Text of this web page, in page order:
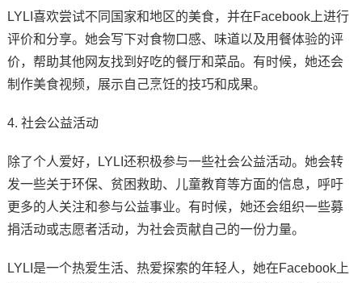
LYLI喜欢尝试不同国家和地区的美食，并在Facebook上进行
评价和分享。她会写下对食物口感、味道以及用餐体验的评
价，帮助其他网友找到好吃的餐厅和菜品。有时候，她还会
制作美食视频，展示自己烹饪的技巧和成果。
4. 社会公益活动
除了个人爱好，LYLI还积极参与一些社会公益活动。她会转
发一些关于环保、贫困救助、儿童教育等方面的信息，呼吁
更多的人关注和参与公益事业。有时候，她还会组织一些募
捐活动或志愿者活动，为社会贡献自己的一份力量。
LYLI是一个热爱生活、热爱探索的年轻人，她在Facebook上